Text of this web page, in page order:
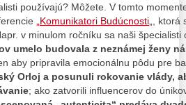
používajú? Môžete. V tomto
„Komunikatori Budúcnosti „,
v minulom ročníku sa naši špecialisti
umelo budovala z neznámej ženy
aby pripravila emocionálnu pôdu pre
Orloj a posunuli rokovanie vlády,
; ako zatvorili influencerov do